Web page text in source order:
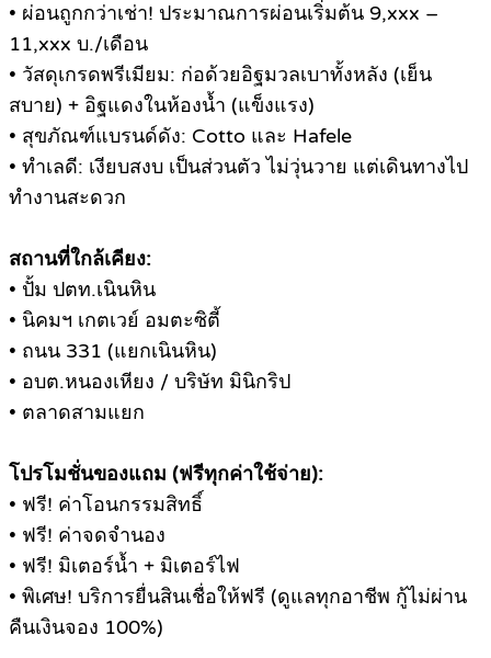
• ผ่อนถูกกว่าเช่า! ประมาณการผ่อนเริ่มต้น 9,xxx –
11,xxx บ./เดือน
• วัสดุเกรดพรีเมียม: ก่อด้วยอิฐมวลเบาทั้งหลัง (เย็น
สบาย) + อิฐแดงในห้องน้ำ (แข็งแรง)
• สุขภัณฑ์แบรนด์ดัง: Cotto และ Hafele
• ทำเลดี: เงียบสงบ เป็นส่วนตัว ไม่วุ่นวาย แต่เดินทางไป
ทำงานสะดวก
สถานที่ใกล้เคียง:
• ปั้ม ปตท.เนินหิน
• นิคมฯ เกตเวย์ อมตะซิตี้
• ถนน 331 (แยกเนินหิน)
• อบต.หนองเหียง / บริษัท มินิกริป
• ตลาดสามแยก
โปรโมชั่นของแถม (ฟรีทุกค่าใช้จ่าย):
• ฟรี! ค่าโอนกรรมสิทธิ์
• ฟรี! ค่าจดจำนอง
• ฟรี! มิเตอร์น้ำ + มิเตอร์ไฟ
• พิเศษ! บริการยื่นสินเชื่อให้ฟรี (ดูแลทุกอาชีพ กู้ไม่ผ่าน
คืนเงินจอง 100%)